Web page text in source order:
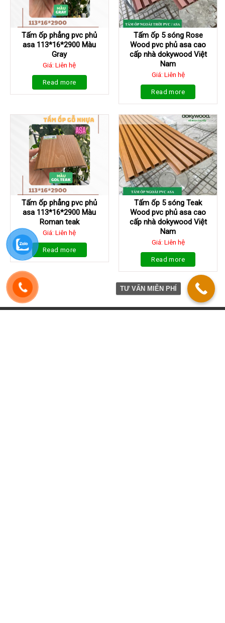
Tấm ốp phẳng pvc phủ
asa 113*16*2900 Màu
Gray
Giá: Liên hệ
Read more
Tấm ốp 5 sóng Rose
Wood pvc phủ asa cao
cấp nhà dokywood Việt
Nam
Giá: Liên hệ
Read more
Tấm ốp phẳng pvc phủ
asa 113*16*2900 Màu
Roman teak
Giá: Liên hệ
Read more
Tấm ốp 5 sóng Teak
Wood pvc phủ asa cao
cấp nhà dokywood Việt
Nam
Giá: Liên hệ
Read more
TƯ VẤN MIỄN PHÍ